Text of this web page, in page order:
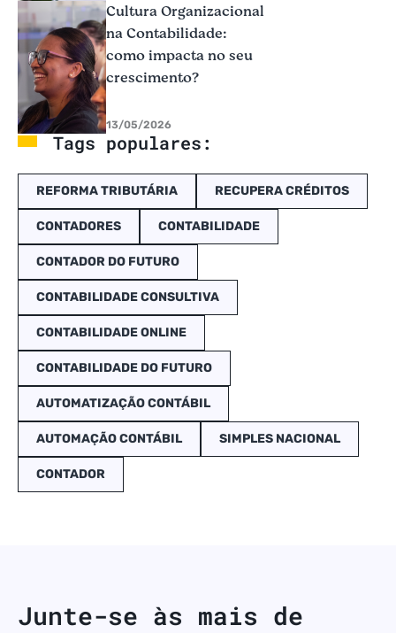
Cultura Organizacional
na Contabilidade:
como impacta no seu
crescimento?
13/05/2026
Tags populares:
REFORMA TRIBUTÁRIA RECUPERA CRÉDITOS
CONTADORES CONTABILIDADE
CONTADOR DO FUTURO
CONTABILIDADE CONSULTIVA
CONTABILIDADE ONLINE
CONTABILIDADE DO FUTURO
AUTOMATIZAÇÃO CONTÁBIL
AUTOMAÇÃO CONTÁBIL SIMPLES NACIONAL
CONTADOR
Junte-se às mais de